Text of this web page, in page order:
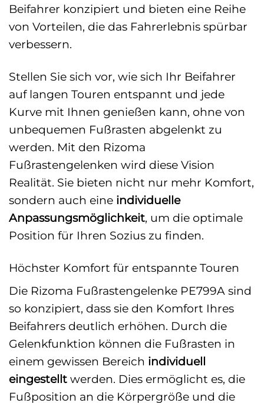
Beifahrer konzipiert und bieten eine Reihe
von Vorteilen, die das Fahrerlebnis spürbar
verbessern.
Stellen Sie sich vor, wie sich Ihr Beifahrer
auf langen Touren entspannt und jede
Kurve mit Ihnen genießen kann, ohne von
unbequemen Fußrasten abgelenkt zu
werden. Mit den Rizoma
Fußrastengelenken wird diese Vision
Realität. Sie bieten nicht nur mehr Komfort,
sondern auch eine individuelle
Anpassungsmöglichkeit, um die optimale
Position für Ihren Sozius zu finden.
Höchster Komfort für entspannte Touren
Die Rizoma Fußrastengelenke PE799A sind
so konzipiert, dass sie den Komfort Ihres
Beifahrers deutlich erhöhen. Durch die
Gelenkfunktion können die Fußrasten in
einem gewissen Bereich individuell
eingestellt werden. Dies ermöglicht es, die
Fußposition an die Körpergröße und die